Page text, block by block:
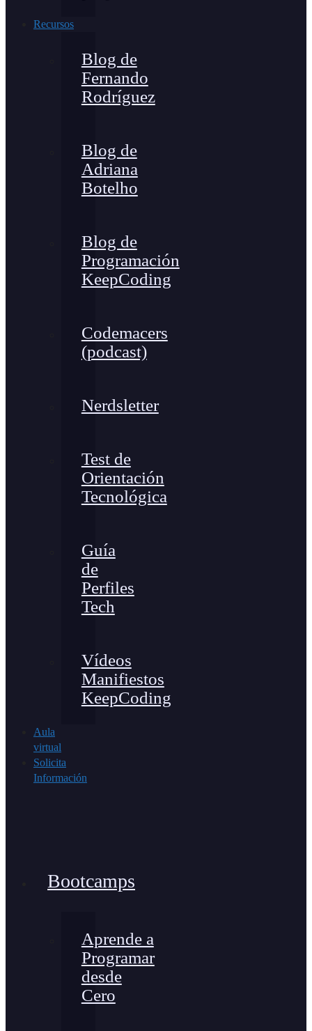
Recursos
Blog de
Fernando
Rodríguez
Blog de
Adriana
Botelho
Blog de
Programación
KeepCoding
Codemacers
(podcast)
Nerdsletter
Test de
Orientación
Tecnológica
Guía
de
Perfiles
Tech
Vídeos
Manifiestos
KeepCoding
Aula
virtual
Solicita
Información
Bootcamps
Aprende a
Programar
desde
Cero